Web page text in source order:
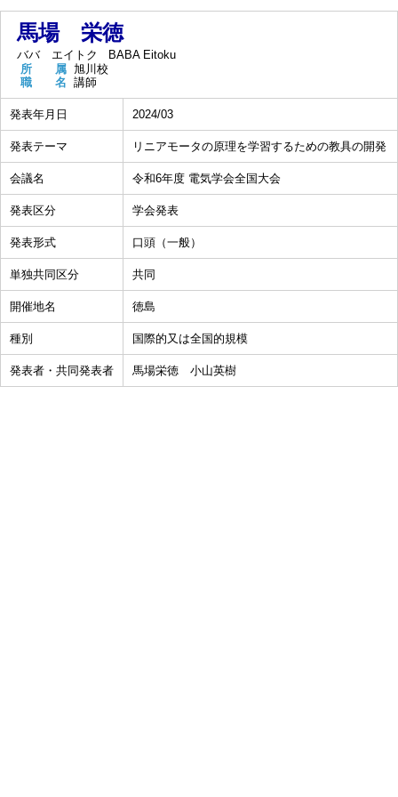
馬場 栄徳
ババ エイトク
BABA Eitoku
所 属 旭川校
職 名 講師
発表年月日 2024/03
発表テーマ リニアモータの原理を学習するための教具の開発
会議名 令和6年度 電気学会全国大会
発表区分 学会発表
発表形式 口頭（一般）
単独共同区分 共同
開催地名 徳島
種別 国際的又は全国的規模
発表者・共同発表者 馬場栄徳 小山英樹